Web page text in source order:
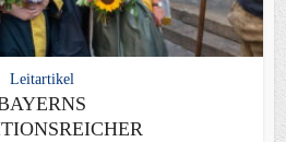
Leitartikel